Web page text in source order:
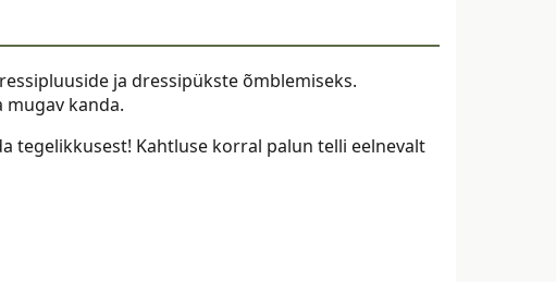
ja dressipükste õmblemiseks.
mugav kanda.
tegelikkusest! Kahtluse korral palun telli eelnevalt